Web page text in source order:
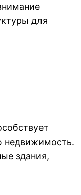
для
недвижимость.
здания,